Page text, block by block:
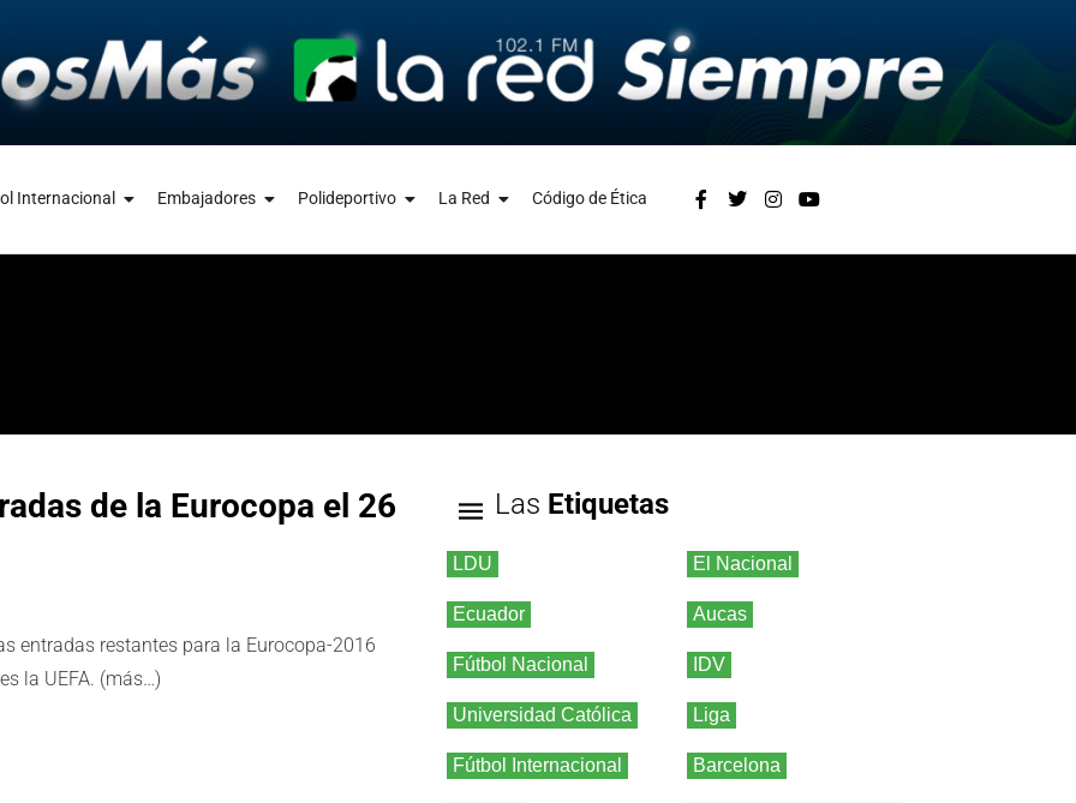
Internacional Embajadores Polideportivo La Red Código de Ética
de la Eurocopa el 26
entradas restantes para la Eurocopa-2016
la UEFA. (más…)
Las Etiquetas
LDU El Nacional
Ecuador Aucas
Fútbol Nacional IDV
Universidad Católica Liga
Fútbol Internacional Barcelona